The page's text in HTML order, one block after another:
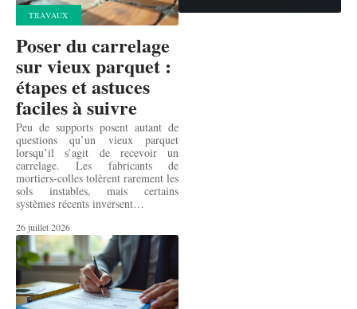
TRAVAUX
Poser du carrelage
sur vieux parquet :
étapes et astuces
faciles à suivre
Peu de supports posent autant de
questions qu’un vieux parquet
lorsqu’il s’agit de recevoir un
carrelage. Les fabricants de
mortiers-colles tolèrent rarement les
sols instables, mais certains
systèmes récents inversent…
26 juillet 2026